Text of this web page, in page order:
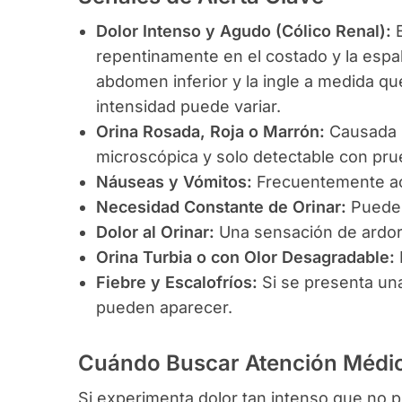
Dolor Intenso y Agudo (Cólico Renal):
repentinamente en el costado y la
abdomen inferior y la ingle a medida
intensidad puede variar.
Orina Rosada, Roja o Marrón:
microscópica y solo detectable con
Náuseas y Vómitos: Frecuentemente
Necesidad Constante de Orinar:
Dolor al Orinar: Una sensación de
Orina Turbia o con Olor Desagradable:
Fiebre y Escalofríos: Si se presenta
pueden aparecer.
Cuándo Buscar Atención
Si experimenta dolor tan intenso que no